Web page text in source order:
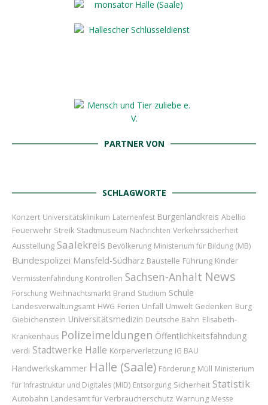
PARTNER VON
SCHLAGWORTE
Konzert Universitätsklinikum Laternenfest Burgenlandkreis Abellio
Feuerwehr Streik Stadtmuseum Nachrichten Verkehrssicherheit
Ausstellung Saalekreis Bevölkerung Ministerium für Bildung (MB)
Bundespolizei Mansfeld-Südharz Baustelle Führung Kinder
Vermisstenfahndung Kontrollen Sachsen-Anhalt News
Forschung Weihnachtsmarkt Brand Studium Schule
Landesverwaltungsamt HWG Ferien Unfall Umwelt Gedenken Burg
Giebichenstein Universitätsmedizin Deutsche Bahn Elisabeth-
Krankenhaus Polizeimeldungen Öffentlichkeitsfahndung
verdi Stadtwerke Halle Körperverletzung IG BAU
Handwerkskammer Halle (Saale) Förderung Müll Ministerium
für Infrastruktur und Digitales (MID) Entsorgung Sicherheit Statistik
Autobahn Landesamt für Verbraucherschutz Warnung Messe